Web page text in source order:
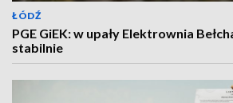
ŁÓDŹ
PGE GiEK: w upały Elektrownia
stabilnie